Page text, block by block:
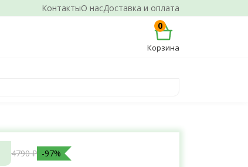
КонтактыО насДоставка и оплата
0
Корзина
4790 ₽ -97%